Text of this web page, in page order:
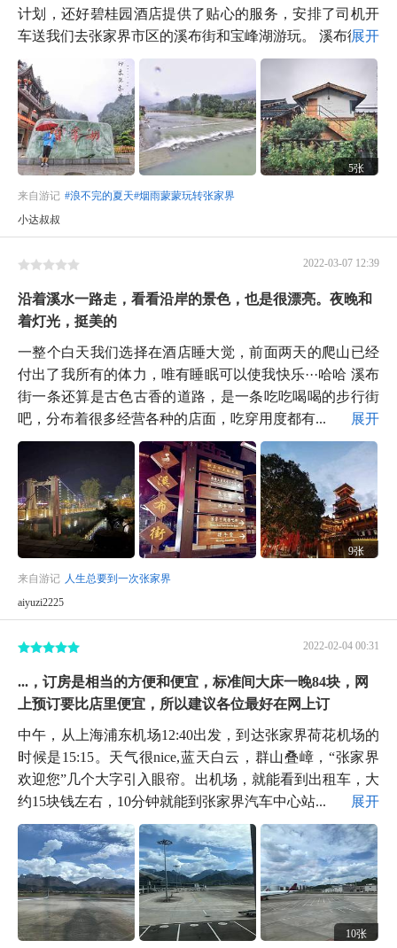
计划，还好碧桂园酒店提供了贴心的服务，安排了司机开
车送我们去张家界市区的溪布街和宝峰湖游玩。 溪布街...
展开
5张
来自游记 #浪不完的夏天#烟雨蒙蒙玩转张家界
小达叔叔
2022-03-07 12:39
沿着溪水一路走，看看沿岸的景色，也是很漂亮。夜晚和
着灯光，挺美的
一整个白天我们选择在酒店睡大觉，前面两天的爬山已经
付出了我所有的体力，唯有睡眠可以使我快乐···哈哈 溪布
街一条还算是古色古香的道路，是一条吃吃喝喝的步行街
吧，分布着很多经营各种的店面，吃穿用度都有...
展开
9张
来自游记 人生总要到一次张家界
aiyuzi2225
2022-02-04 00:31
...，订房是相当的方便和便宜，标准间大床一晚84块，网
上预订要比店里便宜，所以建议各位最好在网上订
中午，从上海浦东机场12:40出发，到达张家界荷花机场的
时候是15:15。天气很nice,蓝天白云，群山叠嶂，“张家界
欢迎您”几个大字引入眼帘。出机场，就能看到出租车，大
约15块钱左右，10分钟就能到张家界汽车中心站...
展开
10张